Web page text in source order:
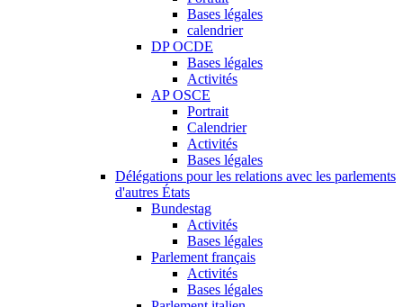
Bases légales
calendrier
DP OCDE
Bases légales
Activités
AP OSCE
Portrait
Calendrier
Activités
Bases légales
Délégations pour les relations avec les parlements
d'autres États
Bundestag
Activités
Bases légales
Parlement français
Activités
Bases légales